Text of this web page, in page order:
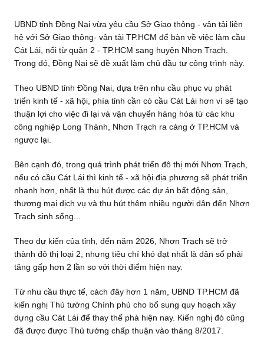
UBND tỉnh Đồng Nai vừa yêu cầu Sở Giao thông - vận tải liên
hệ với Sở Giao thông- vận tải TP.HCM để bàn về việc làm cầu
Cát Lái, nối từ quận 2 - TP.HCM sang huyện Nhơn Trạch.
Trong đó, Đồng Nai sẽ đề xuất làm chủ đầu tư công trình này.
Theo UBND tỉnh Đồng Nai, dựa trên nhu cầu phục vụ phát
triển kinh tế - xã hội, phía tỉnh cần có cầu Cát Lái hơn vì sẽ tạo
thuận lợi cho việc đi lại và vận chuyển hàng hóa từ các khu
công nghiệp Long Thành, Nhơn Trạch ra cảng ở TP.HCM và
ngược lại.
Bên cạnh đó, trong quá trình phát triển đô thị mới Nhơn Trạch,
nếu có cầu Cát Lái thì kinh tế - xã hội địa phương sẽ phát triển
nhanh hơn, nhất là thu hút được các dự án bất động sản,
thương mại dịch vụ và thu hút thêm nhiều người dân đến Nhơn
Trạch sinh sống...
Theo dự kiến của tỉnh, đến năm 2026, Nhơn Trạch sẽ trở
thành đô thị loại 2, nhưng tiêu chí khó đạt nhất là dân số phải
tăng gấp hơn 2 lần so với thời điểm hiện nay.
Từ nhu cầu thực tế, cách đây hơn 1 năm, UBND TP.HCM đã
kiến nghị Thủ tướng Chính phủ cho bổ sung quy hoạch xây
dựng cầu Cát Lái để thay thế phà hiện nay. Kiến nghị đó cũng
đã được được Thủ tướng chấp thuận vào tháng 8/2017.